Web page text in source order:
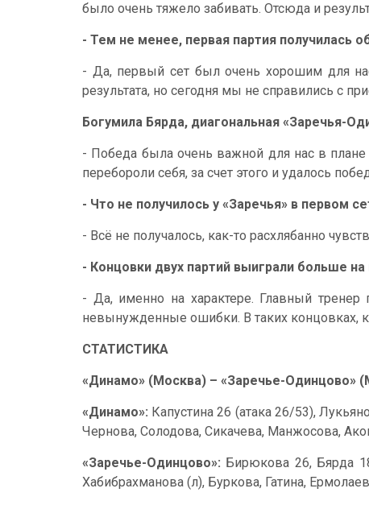
было очень тяжело забивать. Отсюда и
- Тем не менее, первая партия получилась
- Да, первый сет был очень хорошим для
результата, но сегодня мы не справились с
Богумила Бярда, диагональная «Заречья-
- Победа была очень важной для нас в плане
перебороли себя, за счет этого и удалось
- Что не получилось у «Заречья» в первом
- Всё не получалось, как-то расхлябанно
- Концовки двух партий выиграли больше
- Да, именно на характере. Главный
невынужденные ошибки. В таких концовках,
СТАТИСТИКА
«Динамо» (Москва) – «Заречье-Одинцово»
«Динамо»: Капустина 26 (атака 26/53),
Чернова, Солодова, Сикачева, Манжосова,
«Заречье-Одинцово»: Бирюкова 26, Бярда
Хабибрахманова (л), Буркова, Гатина,